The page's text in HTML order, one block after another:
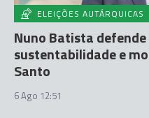
ELEIÇÕES AUTÁRQUICAS
Nuno Batista
sustentabilidade e
Santo
6 Ago 12:51